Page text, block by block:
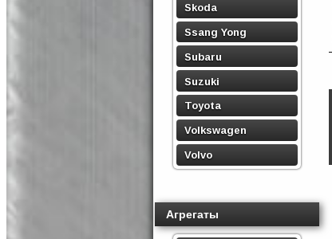
Skoda
Ssang Yong
Subaru
Suzuki
Toyota
Volkswagen
Volvo
Агрегаты